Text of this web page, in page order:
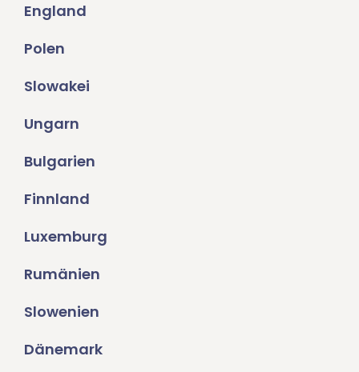
England
Polen
Slowakei
Ungarn
Bulgarien
Finnland
Luxemburg
Rumänien
Slowenien
Dänemark